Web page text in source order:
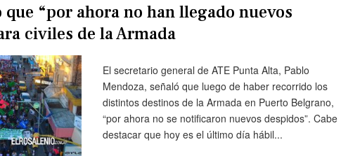
que “por ahora no han llegado nuevos
civiles de la Armada
El secretario general de ATE Punta Alta, Pablo
Mendoza, señaló que luego de haber recorrido los
distintos destinos de la Armada en Puerto Belgrano,
“por ahora no se notificaron nuevos despidos”. Cabe
destacar que hoy es el último día hábil...